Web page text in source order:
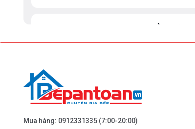
BEPANTOAN.VN - ĐẠI LA - HAI BÀ TRƯNG -
Dẫn đường
BEPANTOAN.VN - NGUYỄN TRÃI - THANH
Mua hàng: 0912331335 (7:00-20:00)